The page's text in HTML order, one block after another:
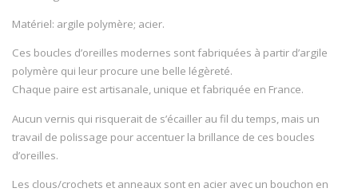
Matériel: argile polymère; acier.
Ces boucles d’oreilles modernes sont fabriquées à partir d’argile
polymère qui leur procure une belle légèreté.
Chaque paire est artisanale, unique et fabriquée en France.
Aucun vernis qui risquerait de s’écailler au fil du temps, mais un
travail de polissage pour accentuer la brillance de ces boucles
d’oreilles.
Les clous/crochets et anneaux sont en acier avec un bouchon en